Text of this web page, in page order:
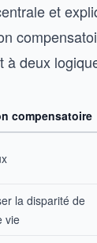
et
à deux
compensatoire
la disparité de
vie